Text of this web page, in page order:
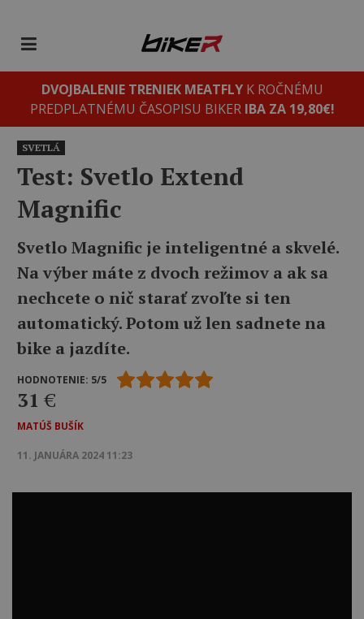
DVOJBALENIE TRENIEK MEATFLYK ROČNÉMU
PREDPLATNÉMU ČASOPISU BIKER IBA ZA 19,80€!
SVETLÁ
Test: Svetlo Extend
Magnific
Svetlo Magnific je inteligentné a skvelé.
Na výber máte z dvoch režimov a ak sa
nechcete o nič starať zvoľte si ten
automatický. Potom už len sadnete na
bike a jazdíte.
HODNOTENIE: 5/5
31 €
MATÚŠ BUŠÍK
11. JANUÁRA 2024 11:23